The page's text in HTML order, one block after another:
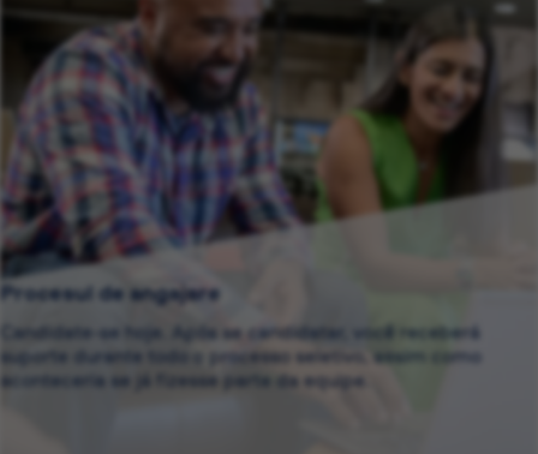
Procesul de angajare
Candidate-se hoje. Após se candidatar, você receberá
suporte durante todo o processo seletivo, assim como
aconteceria se já fizesse parte da equipe.